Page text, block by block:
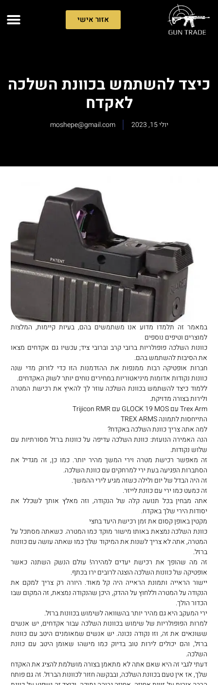
אזור אישי
כיצד להשתמש בכוונת השלכה
לאקדח
יולי 15, 2023 moshepe@gmail.com
במאמר זה תלמדו מדוע אנו משתמשים בהם, בעיות קיימות, המלצות
למוצרים וטיפים נוספים
כוונות השלכה פופולריות ברובי קרב וברובי ציד; עכשיו גם אקדחים מצאו
את הסיבות להשתמש בהם.
חברות אופטיקה רבות ממנפות את ההזדמנות הזו כדי לזרוק מדי שנה
כוונות נקודות אדומות מיניאטוריות במחירים נוחים יותר לשוק האקדחים.
ללמוד כיצד להשתמש בכוונת השלכה עוזר לך להאיץ את רכישת המטרה
ולירות בצורה מדויקת.
Trex Arm עם GLOCK 19 MOS עם Trijicon RMR
התייחסות לתמונה TREX ARMS
למה אתה צריך כוונת השלכה באקדח?
הנה האמירה הנועזת: כוונת השלכה עדיפה על כוונות ברזל מסורתיות עם
שלוש נקודות.
זה מאפשר רכישת מטרה וירי המשך מהיר יותר. כמו כן, זה מגדיל את
הסתברות הפגיעה בעת ירי למרחקים עם כוונת השלכה.
זה היה הבדל של יום ולילה כשזה מגיע לירי ההמשך.
זה כמעט כמו ירי עם כוונת לייזר.
אתה מבחין בכל תנועה קלה של הנקודה, וזה מאלץ אותך לשכלל את
יסודות הירי שלך באקדח.
מקטין באופן קסום את זמן רכישת היעד בחצי
כוונת השלכה נמצאת באותו מישור מוקד כמו המטרה. כשאתה מסתכל על
המטרה, אתה לא צריך לשנות את המיקוד שלך כמו שאתה עושה עם כוונות
ברזל.
זה מה שהופך את רכישת יעדים למהירה! עולם הנשק השתנה כאשר
אופטיקה של כוונות השלכה הוצגה לרובים ירו בכתף.
יישור הראייה ותמונת הראייה היה קל מאוד. היורה רק צריך למקם את
הנקודה על המטרה וללחוץ על ההדק, היכן שהנקודה נמצאת, זה המקום שבו
הכדור הולך.
ירי המעקב היא גם מהיר יותר בהשוואה לשימוש בכוונות ברזל.
למרות הפופולריות של שימוש בכוונות השלכה עבור אקדחים, יש אנשים
ששונאים את זה, וזו נקודה נכונה. יש אנשים שמאומנים היטב עם כוונות
ברזל, והם יכולים לירות טוב בדיוק כמו מישהו שאומן היטב עם כוונת
השלכה.
דעתי לגבי זה היא שאם אתה לא מתאמן בצורה מושלמת להציג את האקדח
שלך, אז אין טעם בכוונת השלכה, ובבקשה חזור לכוונות הברזל. זה גם פותח